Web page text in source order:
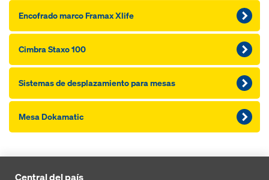
Encofra­do marco Framax Xlife
Cimbra Staxo 100
Sistemas de desplazamiento pa­ra me­sas
Me­sa Dokamatic
Central del país